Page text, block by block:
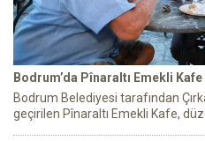
Bodrum’da Pînaraltı Emekli Kafe
Bodrum Belediyesi tarafından
geçirilen Pînaraltı Emekli Kafe,